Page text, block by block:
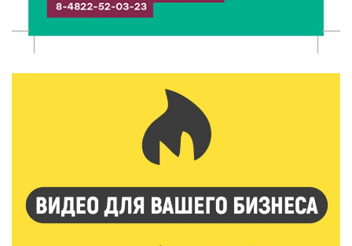
7 Авг 2026 16:32 467
Твери
434
Сладкая программа в Твери: дегустация мёда и
рассказ о жизни пчёл
7 Авг 2026 15:41 234
Открыт набор на программу амбассадоров для